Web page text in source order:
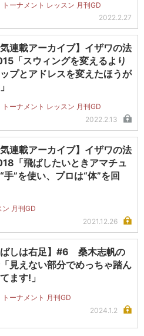
トーナメント レッスン 月刊GD
2022.2.27
気連載アーカイブ】イザワの法
「スウィングを変えるより
プとアドレスを変えたほうが
トーナメント レッスン 月刊GD
2022.2.13
気連載アーカイブ】イザワの法
「飛ばしたいときアマチュ
手”を使い、プロは“体”を回
ン 月刊GD
2021.12.26
ばしは右足】#6 桑木志帆の
見えない部分でめっちゃ踏ん
ます!」
トーナメント 月刊GD
2024.1.2